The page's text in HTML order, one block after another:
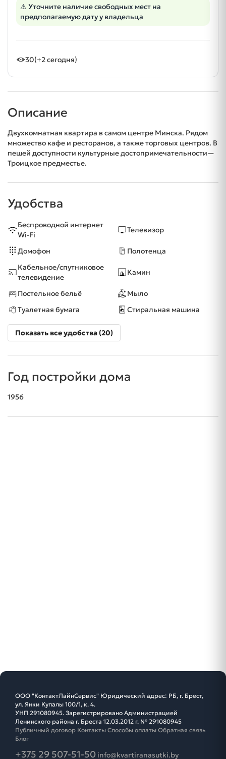
⚠ Уточните наличие свободных мест на
предполагаемую дату у владельца
30(+2 сегодня)
Описание
Двухкомнатная квартира в самом центре Минска. Рядом
множество кафе и ресторанов, а также торговых центров. В
пешей доступности культурные достопримечательности—
Троицкое предместье.
Удобства
Беспроводной интернет
Wi-Fi
Телевизор
Домофон
Полотенца
Кабельное/спутниковое
телевидение
Камин
Постельное бельё
Мыло
Туалетная бумага
Стиральная машина
Показать все удобства (20)
Год постройки дома
1956
ООО "КонтактЛайнСервис" Юридический адрес: РБ, г. Брест,
ул. Янки Купалы 100/1, к. 4.
УНП 291080945. Зарегистрировано Администрацией
Ленинского района г. Бреста 12.03.2012 г. № 291080945
Публичный договор Контакты Способы оплаты Обратная связь
Блог
+375 29 507-51-50 info@kvartiranasutki.by